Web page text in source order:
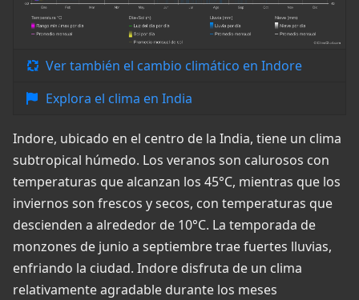
Ver también el cambio climático en Indore
Explora el clima en India
Indore, ubicado en el centro de la India, tiene un clima
subtropical húmedo. Los veranos son calurosos con
temperaturas que alcanzan los 45°C, mientras que los
inviernos son frescos y secos, con temperaturas que
descienden a alrededor de 10°C. La temporada de
monzones de junio a septiembre trae fuertes lluvias,
enfriando la ciudad. Indore disfruta de un clima
relativamente agradable durante los meses